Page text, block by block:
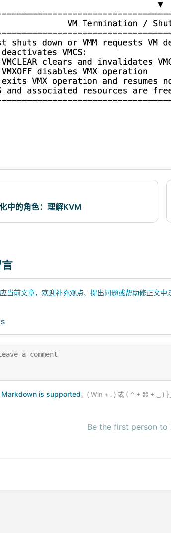
中的角色：理解KVM
当前文章，欢迎补充观点、提出问题或帮助修正文
Markdown is supported
Be the first person to